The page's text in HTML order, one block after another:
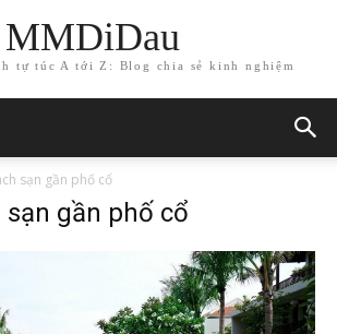
MMDiDau
tự túc A tới Z: Blog chia sẻ kinh nghiệm
sạn gần phố cổ
sạn gần phố cổ